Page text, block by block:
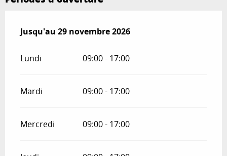
Du2 janvier 2026au29 novembre 2026
Jusqu'au 29 novembre 2026
Lundi 09:00 - 17:00
Mardi 09:00 - 17:00
Mercredi 09:00 - 17:00